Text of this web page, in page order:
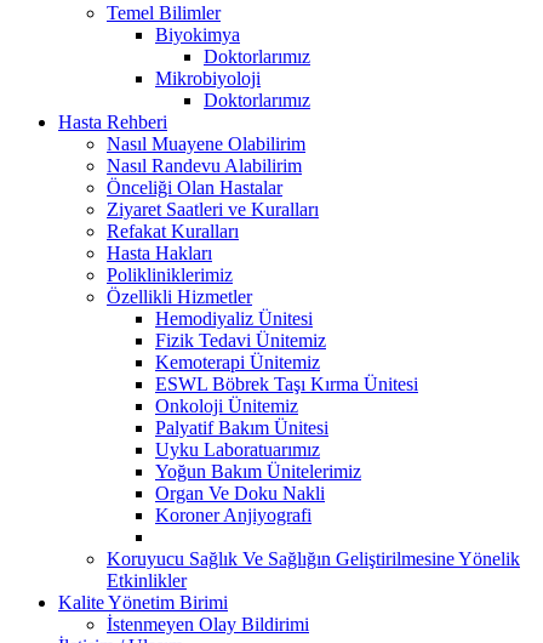
Temel Bilimler
Biyokimya
Doktorlarımız
Mikrobiyoloji
Doktorlarımız
Hasta Rehberi
Nasıl Muayene Olabilirim
Nasıl Randevu Alabilirim
Önceliği Olan Hastalar
Ziyaret Saatleri ve Kuralları
Refakat Kuralları
Hasta Hakları
Polikliniklerimiz
Özellikli Hizmetler
Hemodiyaliz Ünitesi
Fizik Tedavi Ünitemiz
Kemoterapi Ünitemiz
ESWL Böbrek Taşı Kırma Ünitesi
Onkoloji Ünitemiz
Palyatif Bakım Ünitesi
Uyku Laboratuarımız
Yoğun Bakım Ünitelerimiz
Organ Ve Doku Nakli
Koroner Anjiyografi
Koruyucu Sağlık Ve Sağlığın Geliştirilmesine Yönelik
Etkinlikler
Kalite Yönetim Birimi
İstenmeyen Olay Bildirimi